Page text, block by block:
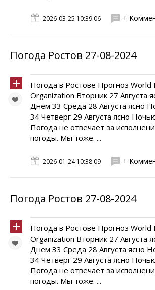
2026-03-25 10:39:06 +
Погода Ростов 27-08-2024
Погода в Ростове Прогноз World
Organization Вторник 27 Августа
Днем 33 Среда 28 Августа ясно
34 Четверг 29 Августа ясно
Погода не отвечает за
погоды. Мы тоже. ...
2026-01-24 10:38:09 +
Погода Ростов 27-08-2024
Погода в Ростове Прогноз World
Organization Вторник 27 Августа
Днем 33 Среда 28 Августа ясно
34 Четверг 29 Августа ясно
Погода не отвечает за
погоды. Мы тоже. ...